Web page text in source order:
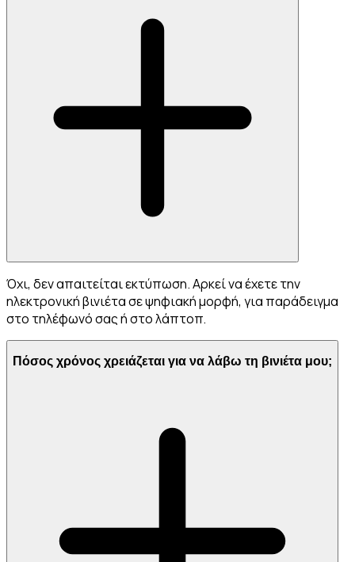
Όχι, δεν απαιτείται εκτύπωση. Αρκεί να έχετε την
ηλεκτρονική βινιέτα σε ψηφιακή μορφή, για παράδειγμα
στο τηλέφωνό σας ή στο λάπτοπ.
Πόσος χρόνος χρειάζεται για να λάβω τη βινιέτα μου;